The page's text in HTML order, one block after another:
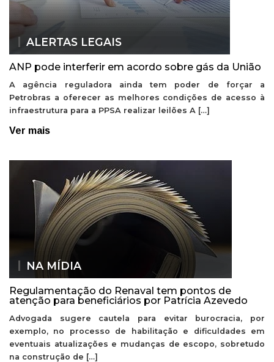
ALERTAS LEGAIS
ANP pode interferir em acordo sobre gás da União
A agência reguladora ainda tem poder de forçar a
Petrobras a oferecer as melhores condições de acesso à
infraestrutura para a PPSA realizar leilões A […]
Ver mais
NA MÍDIA
Regulamentação do Renaval tem pontos de
atenção para beneficiários por Patrícia Azevedo
Advogada sugere cautela para evitar burocracia, por
exemplo, no processo de habilitação e dificuldades em
eventuais atualizações e mudanças de escopo, sobretudo
na construção de […]